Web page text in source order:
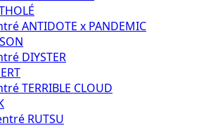
ANTIDOTE x PANDEMIC
DIYSTER
TERRIBLE CLOUD
RUTSU